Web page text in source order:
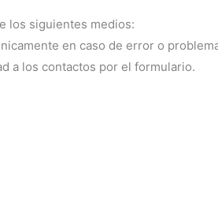
los siguientes medios:
en caso de error o
a los contactos por el formulario.